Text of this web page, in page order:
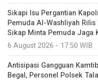
Sikapi Isu Pergantian
Pemuda Al-Washliyah Rilis
Sikap Minta Pemuda Jaga
6 August 2026 - 17:50 WIB
Antisipasi Gangguan
Begal, Personel Polsek